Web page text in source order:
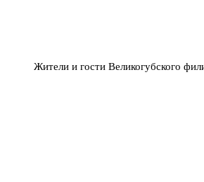
Жители и гости Великогубского